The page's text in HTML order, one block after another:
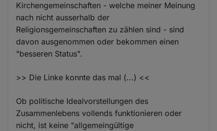
Kirchengemeinschaften - welche meiner Meinung
nach nicht ausserhalb der
Religionsgemeinschaften zu zählen sind - sind
davon ausgenommen oder bekommen einen
"besseren Status".
>> Die Linke konnte das mal (...) <<
Ob politische Idealvorstellungen des
Zusammenlebens vollends funktionieren oder
nicht, ist keine "allgemeingültige